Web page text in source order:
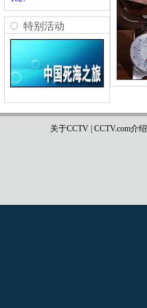
特别活动
关于CCTV| CCTV.com介绍